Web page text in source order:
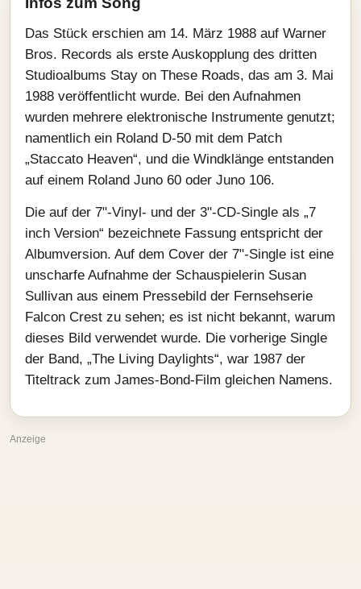
Das Stück erschien am 14. März 1988 auf Warner
Bros. Records als erste Auskopplung des dritten
Studioalbums Stay on These Roads, das am 3. Mai
1988 veröffentlicht wurde. Bei den Aufnahmen
wurden mehrere elektronische Instrumente genutzt;
namentlich ein Roland D‑50 mit dem Patch
„Staccato Heaven“, und die Windklänge entstanden
auf einem Roland Juno 60 oder Juno 106.
Die auf der 7"-Vinyl- und der 3"-CD-Single als „7
inch Version“ bezeichnete Fassung entspricht der
Albumversion. Auf dem Cover der 7"-Single ist eine
unscharfe Aufnahme der Schauspielerin Susan
Sullivan aus einem Pressebild der Fernsehserie
Falcon Crest zu sehen; es ist nicht bekannt, warum
dieses Bild verwendet wurde. Die vorherige Single
der Band, „The Living Daylights“, war 1987 der
Titeltrack zum James-Bond-Film gleichen Namens.
Anzeige